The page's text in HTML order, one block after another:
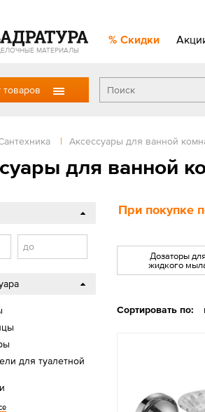
МАТЕРИАЛЫ
Скидки
товаров
| Аксессуары для ванной
для ванной
При покупке
Дозаторы
жидкого
Сортировать по:
до
для туалетной
для фена
и ведра